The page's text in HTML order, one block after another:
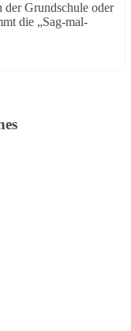
Grundschule oder
die „Sag-mal-